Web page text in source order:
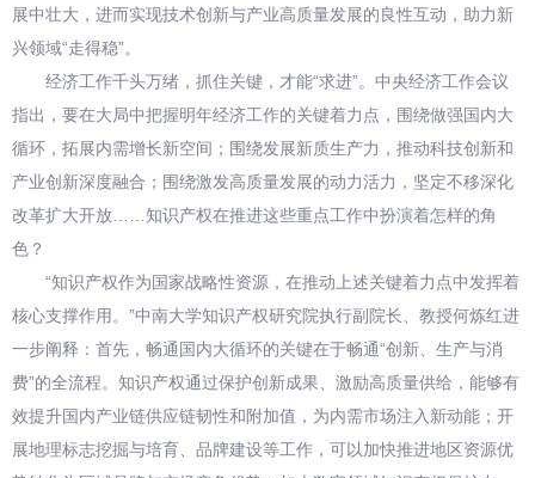
展中壮大，进而实现技术创新与产业高质量发展的良性互动，助力新
兴领域“走得稳”。
经济工作千头万绪，抓住关键，才能“求进”。中央经济工作会议
指出，要在大局中把握明年经济工作的关键着力点，围绕做强国内大
循环，拓展内需增长新空间；围绕发展新质生产力，推动科技创新和
产业创新深度融合；围绕激发高质量发展的动力活力，坚定不移深化
改革扩大开放……知识产权在推进这些重点工作中扮演着怎样的角
色？
“知识产权作为国家战略性资源，在推动上述关键着力点中发挥着
核心支撑作用。”中南大学知识产权研究院执行副院长、教授何炼红进
一步阐释：首先，畅通国内大循环的关键在于畅通“创新、生产与消
费”的全流程。知识产权通过保护创新成果、激励高质量供给，能够有
效提升国内产业链供应链韧性和附加值，为内需市场注入新动能；开
展地理标志挖掘与培育、品牌建设等工作，可以加快推进地区资源优